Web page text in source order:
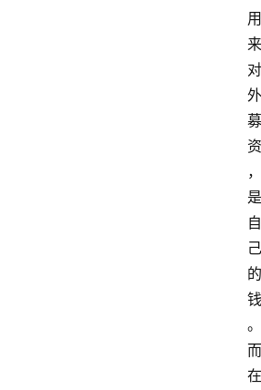
用
来
对
外
募
资
，
是
自
己
的
钱
。
而
在